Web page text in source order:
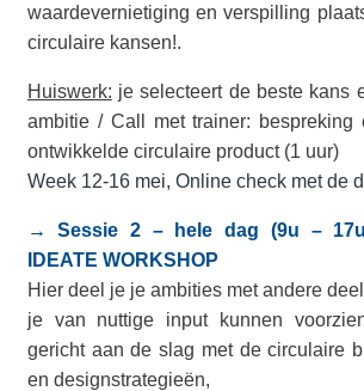
waardevernietiging en verspilling
circulaire kansen!.
Huiswerk: je selecteert de beste kans
ambitie / Call met trainer: bespreking
ontwikkelde circulaire product (1 uur)
Week 12-16 mei, Online check met de
→ Sessie 2 – hele dag (9u –
IDEATE WORKSHOP
Hier deel je je ambities met andere
je van nuttige input kunnen
gericht aan de slag met de circulaire
en designstrategieën,